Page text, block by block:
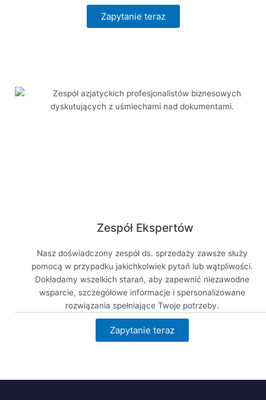
Zapytanie teraz
Zespół Ekspertów
Nasz doświadczony zespół ds. sprzedaży zawsze służy
pomocą w przypadku jakichkolwiek pytań lub wątpliwości.
Dokładamy wszelkich starań, aby zapewnić niezawodne
wsparcie, szczegółowe informacje i spersonalizowane
rozwiązania spełniające Twoje potrzeby.
Zapytanie teraz